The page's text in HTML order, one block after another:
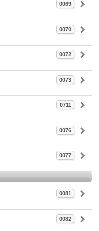
0069
0070
0072
0073
0711
0076
0077
0081
0082